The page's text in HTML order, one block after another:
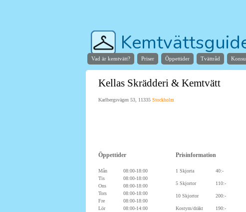
Hjälper dig hitta stans bästa
Vad är kemtvätt? Priser Öppettider Tvättråd
Kellas Skrädderi & Kemtvätt
Karlbergsvägen 53, 11335 Stockholm
Öppettider
Mån
08:00-18:00
Tis
08:00-18:00
Ons
08:00-18:00
Tors
08:00-18:00
Fre
08:00-18:00
Lör
08:00-14:00
Prisinformation
1 Skjorta 40:-
5 Skjortor 110:-
10 Skjortor 200:-
Kostym/dräkt 190:-